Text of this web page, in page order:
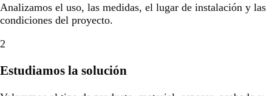
Analizamos el uso, las medidas, el lugar de instalación y las
condiciones del proyecto.
2
Estudiamos la solución